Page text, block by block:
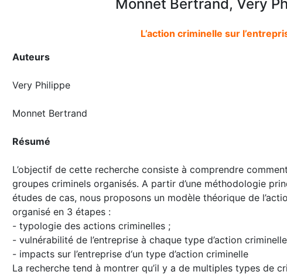
Monnet Bertrand, Very
L’action criminelle sur
Auteurs
Very Philippe
Monnet Bertrand
Résumé
L’objectif de cette recherche consiste à comprendre
groupes criminels organisés. A partir d’une méthodologie
études de cas, nous proposons un modèle théorique de
organisé en 3 étapes :
- typologie des actions criminelles ;
- vulnérabilité de l’entreprise à chaque type d’action criminelle
- impacts sur l’entreprise d‘un type d’action criminelle
La recherche tend à montrer qu’il y a de multiples types de